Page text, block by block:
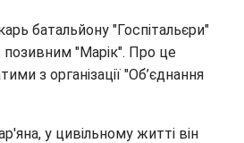
батальйону "Госпітальєри"
позивним "Марік". Про це
з організації "Об’єднання
у цивільному житті він